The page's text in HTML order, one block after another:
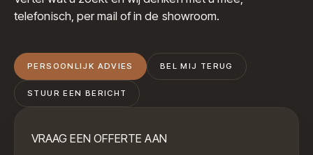
telefonisch, per mail of in de showroom.
PERSOONLIJK ADVIES BEL MIJ TERUG
STUUR EEN BERICHT
VRAAG EEN OFFERTE AAN